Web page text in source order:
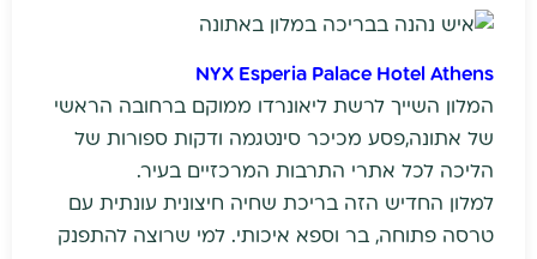
NYX Esperia Palace Hotel Athens
המלון השייך לרשת ליאונרדו ממוקם ברחובה הראשי
של אתונה,פסע מכיכר סינטגמה ודקות ספורות של
הליכה לכל אתרי התרבות המרכזיים בעיר.
למלון החדיש הזה בריכת שחיה חיצונית עונתית עם
טרסה פתוחה, בר וספא איכותי. למי שרוצה להתפנק